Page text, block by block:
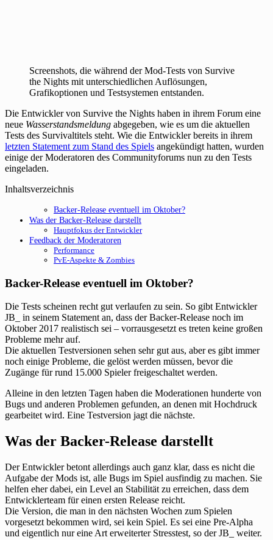
Screenshots, die während der Mod-Tests von Survive
the Nights mit unterschiedlichen Auflösungen,
Grafikoptionen und Testsystemen entstanden.
Die Entwickler von Survive the Nights haben in ihrem Forum eine
neue Wasserstandsmeldung abgegeben, wie es um die aktuellen
Tests des Survivaltitels steht. Wie die Entwickler bereits in ihrem
letzten Statement zum Stand des Spiels angekündigt hatten, wurden
einige der Moderatoren des Communityforums nun zu den Tests
eingeladen.
Inhaltsverzeichnis
Backer-Release eventuell im Oktober?
Was der Backer-Release darstellt
Hauptfokus der Entwickler
Feedback der Moderatoren
Performance
PvE-Aspekte & Zombies
Backer-Release eventuell im Oktober?
Die Tests scheinen recht gut verlaufen zu sein. So gibt Entwickler
JB_ in seinem Statement an, dass der Backer-Release noch im
Oktober 2017 realistisch sei – vorrausgesetzt es treten keine großen
Probleme mehr auf.
Die aktuellen Testversionen sehen sehr gut aus, aber es gibt immer
noch einige Probleme, die gelöst werden müssen, bevor die
Zugänge für rund 15.000 Spieler freigeschaltet werden.
Alleine in den letzten Tagen haben die Moderationen hunderte von
Bugs und anderen Problemen gefunden, an denen mit Hochdruck
gearbeitet wird. Eine Testversion jagt die nächste.
Was der Backer-Release darstellt
Der Entwickler betont allerdings auch ganz klar, dass es nicht die
Aufgabe der Mods ist, alle Bugs im Spiel ausfindig zu machen. Sie
helfen eher dabei, ein Level an Stabilität zu erreichen, dass dem
Entwicklerteam für einen ersten Release reicht.
Die Version, die man in den nächsten Wochen zum Spielen
vorgesetzt bekommen wird, sei kein Spiel. Es sei eine Pre-Alpha
und eigentlich nur eine Art erweiterter Stresstest, so der JB_ weiter.